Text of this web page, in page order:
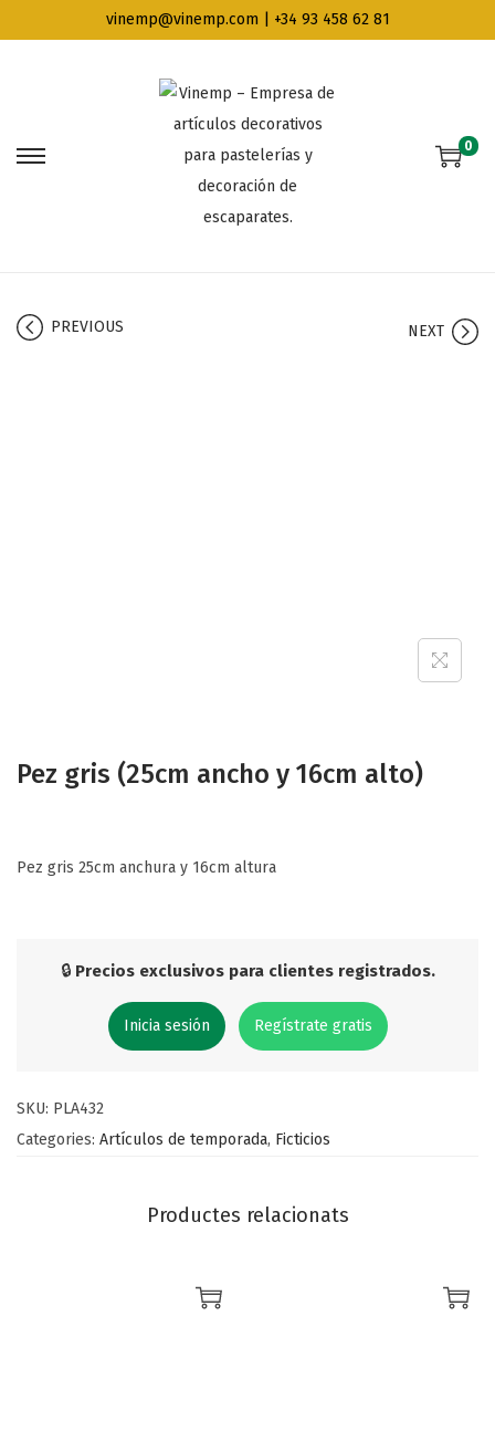
vinemp@vinemp.com | +34 93 458 62 81
0
PREVIOUS NEXT
Pez gris (25cm ancho y 16cm alto)
Pez gris 25cm anchura y 16cm altura
🔒 Precios exclusivos para clientes registrados.
Inicia sesión Regístrate gratis
SKU: PLA432
Categories: Artículos de temporada, Ficticios
Productes relacionats